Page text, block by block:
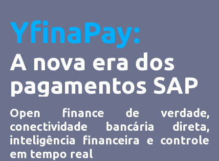
YfinaPay:
A nova era dos
pagamentos SAP
Open finance de verdade,
conectividade bancária direta,
inteligência financeira e controle
em tempo real